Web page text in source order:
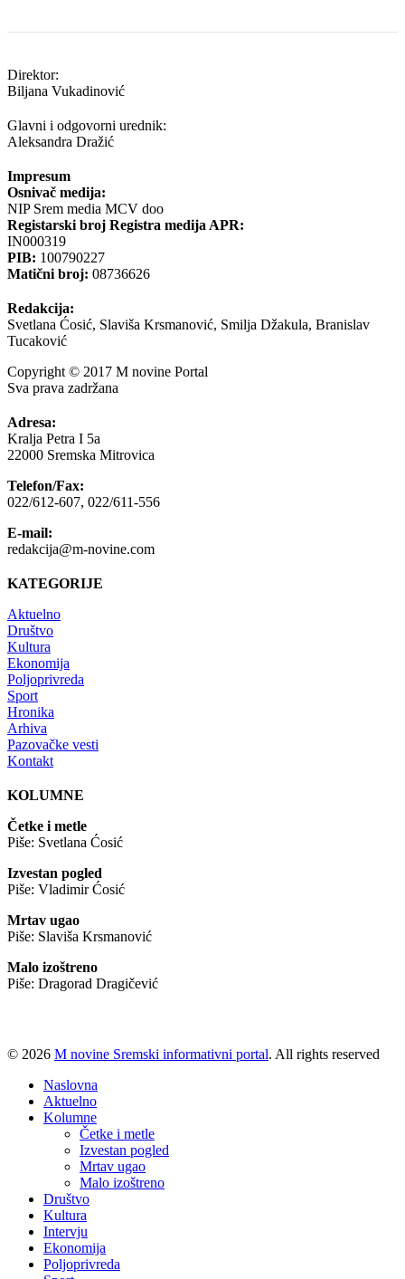
Direktor:
Biljana Vukadinović
Glavni i odgovorni urednik:
Aleksandra Dražić
Impresum
Osnivač medija:
NIP Srem media MCV doo
Registarski broj Registra medija APR:
IN000319
PIB: 100790227
Matični broj: 08736626
Redakcija:
Svetlana Ćosić, Slaviša Krsmanović, Smilja Džakula, Branislav
Tucaković
Copyright © 2017 M novine Portal
Sva prava zadržana
Adresa:
Kralja Petra I 5a
22000 Sremska Mitrovica
Telefon/Fax:
022/612-607, 022/611-556
E-mail:
redakcija@m-novine.com
KATEGORIJE
Aktuelno
Društvo
Kultura
Ekonomija
Poljoprivreda
Sport
Hronika
Arhiva
Pazovačke vesti
Kontakt
KOLUMNE
Četke i metle
Piše: Svetlana Ćosić
Izvestan pogled
Piše: Vladimir Ćosić
Mrtav ugao
Piše: Slaviša Krsmanović
Malo izoštreno
Piše: Dragorad Dragičević
© 2026 M novine Sremski informativni portal. All rights reserved
Naslovna
Aktuelno
Kolumne
Četke i metle
Izvestan pogled
Mrtav ugao
Malo izoštreno
Društvo
Kultura
Intervju
Ekonomija
Poljoprivreda